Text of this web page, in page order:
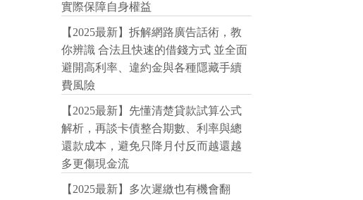
實際保障自身權益
【2025最新】拆解網路廣告話術，教
你辨識 合法且快速的借錢方式 並全面
避開高利率、違約金與各種隱藏手續
費風險
【2025最新】先懂清楚貸款試算公式
解析，再談卡債整合期數、利率與總
還款成本，避免只降月付反而越還越
多更傷現金流
【2025最新】多次遲繳也有機會翻